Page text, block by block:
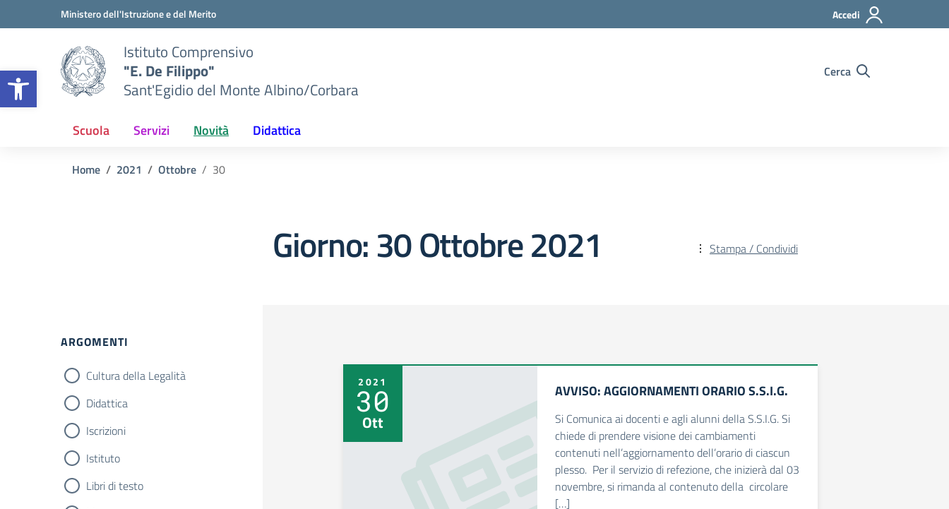
Apri la barra degli strumenti
Vai ai contenuti
Vai al menu di navigazioneMinistero dell'Istruzione e del Merito Accedi
Istituto Comprensivo
"E. De Filippo"
Sant'Egidio del Monte Albino/Corbara
Cerca
Scuola Servizi Novità Didattica
Home 2021 Ottobre 30
Giorno:30 Ottobre 2021 Stampa / Condividi
ARGOMENTI
Cultura della Legalità
Didattica
Iscrizioni
Istituto
Libri di testo
2021
30
Ott
AVVISO: AGGIORNAMENTI ORARIO S.S.I.G.
Si Comunica ai docenti e agli alunni della S.S.I.G. Si
chiede di prendere visione dei cambiamenti
contenuti nell’aggiornamento dell’orario di ciascun
plesso. Per il servizio di refezione, che inizierà dal 03
novembre, si rimanda al contenuto della circolare
[…]